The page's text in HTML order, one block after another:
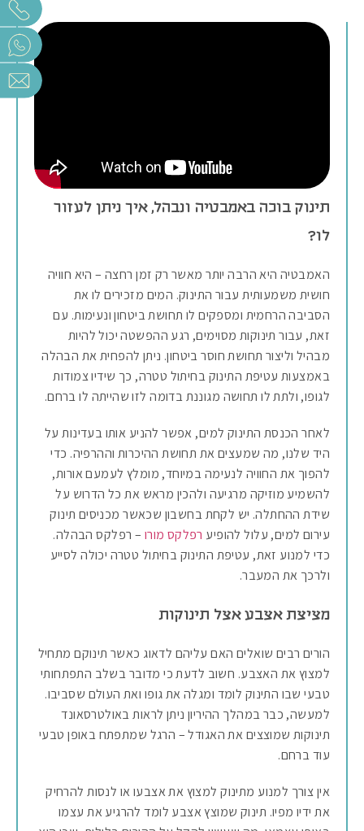
תינוק בוכה באמבטיה ונבהל, איך ניתן לעזור
לו?
האמבטיה היא הרבה יותר מאשר רק זמן רחצה – היא חוויה
חושית משמעותית עבור התינוק. המים מזכירים לו את
הסביבה הרחמית ומספקים לו תחושת ביטחון ונעימות. עם
זאת, עבור תינוקות מסוימים, רגע ההפשטה יכול להיות
מבהיל וליצור תחושת חוסר ביטחון. ניתן להפחית את הבהלה
באמצעות עטיפת התינוק בחיתול טטרה, כך שידיו צמודות
לגופו, ולתת לו תחושה מגוננת בדומה לזו שהייתה לו ברחם.
לאחר הכנסת התינוק למים, אפשר להניע אותו בעדינות על
היד שלנו, מה שמעצים את תחושת ההיכרות וההרפיה. כדי
להפוך את החוויה לנעימה במיוחד, מומלץ לעמעם אורות,
להשמיע מוזיקה מרגיעה ולהכין מראש את כל הדרוש על
שידת ההחתלה. יש לקחת בחשבון שכאשר מכניסים תינוק
עירום למים, עלול להופיע רפלקס מורו – רפלקס הבהלה.
כדי למנוע זאת, עטיפת התינוק בחיתול טטרה יכולה לסייע
ולרכך את המעבר.
מציצת אצבע אצל תינוקות
הורים רבים שואלים האם עליהם לדאוג כאשר תינוקם מתחיל
למצוץ את האצבע. חשוב לדעת כי מדובר בשלב התפתחותי
טבעי שבו התינוק לומד ומגלה את גופו ואת העולם שסביבו.
למעשה, כבר במהלך ההיריון ניתן לראות באולטרסאונד
תינוקות שמוצצים את האגודל – הרגל שמתפתח באופן טבעי
עוד ברחם.
אין צורך למנוע מתינוק למצוץ את אצבעו או לנסות להרחיק
את ידיו מפיו. תינוק שמוצץ אצבע לומד להרגיע את עצמו